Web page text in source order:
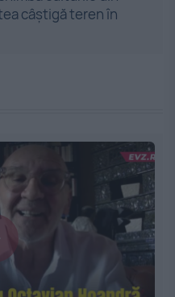
câștigă teren în